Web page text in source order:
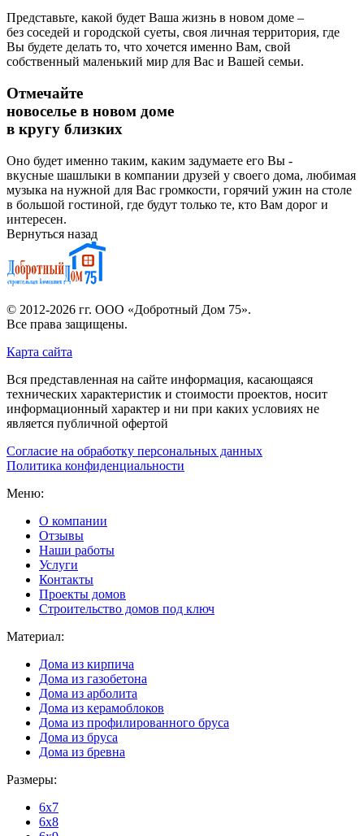
Представьте, какой будет Ваша жизнь в новом доме –
без соседей и городской суеты, своя личная территория, где
Вы будете делать то, что хочется именно Вам, свой
собственный маленький мир для Вас и Вашей семьи.
Отмечайте
новоселье в новом доме
в кругу близких
Оно будет именно таким, каким задумаете его Вы -
вкусные шашлыки в компании друзей у своего дома, любимая
музыка на нужной для Вас громкости, горячий ужин на столе
в большой гостиной, где будут только те, кто Вам дорог и
интересен.
Вернуться назад
© 2012-2026 гг. ООО «Добротный Дом 75».
Все права защищены.
Карта сайта
Вся представленная на сайте информация, касающаяся
технических характеристик и стоимости проектов, носит
информационный характер и ни при каких условиях не
является публичной офертой
Согласие на обработку персональных данных
Политика конфиденциальности
Меню:
О компании
Отзывы
Наши работы
Услуги
Контакты
Проекты домов
Строительство домов под ключ
Материал:
Дома из кирпича
Дома из газобетона
Дома из арболита
Дома из керамоблоков
Дома из профилированного бруса
Дома из бруса
Дома из бревна
Размеры:
6x7
6x8